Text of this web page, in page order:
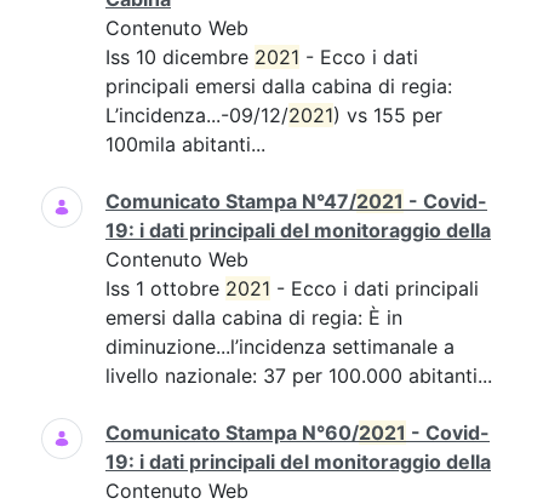
Contenuto Web
Iss 10 dicembre 2021 - Ecco i dati
principali emersi dalla cabina di regia:
L’incidenza...-09/12/2021) vs 155 per
100mila abitanti...
Comunicato Stampa N°47/2021 - Covid-
19: i dati principali del monitoraggio della
Contenuto Web
Iss 1 ottobre 2021 - Ecco i dati principali
emersi dalla cabina di regia: È in
diminuzione...l’incidenza settimanale a
livello nazionale: 37 per 100.000 abitanti...
Comunicato Stampa N°60/2021 - Covid-
19: i dati principali del monitoraggio della
Contenuto Web